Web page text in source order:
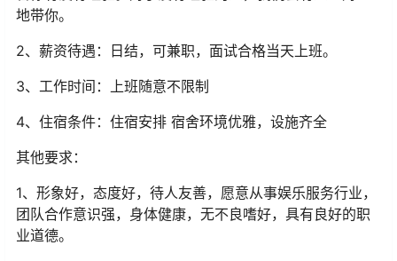
地带你。
2、薪资待遇：日结，可兼职，面试合格当天上班。
3、工作时间：上班随意不限制
4、住宿条件：住宿安排 宿舍环境优雅，设施齐全
其他要求：
1、形象好，态度好，待人友善，愿意从事娱乐服务行业，
团队合作意识强，身体健康，无不良嗜好，具有良好的职
业道德。